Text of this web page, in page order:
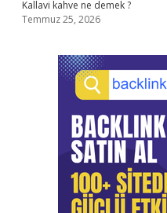
Kallavi kahve ne demek ?
Temmuz 25, 2026